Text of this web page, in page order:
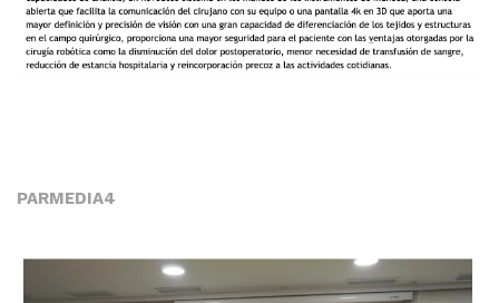
PARMEDIA4